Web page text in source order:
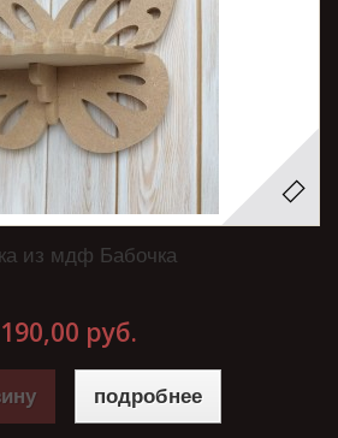
из мдф Бабочка
190,00 руб.
подробнее